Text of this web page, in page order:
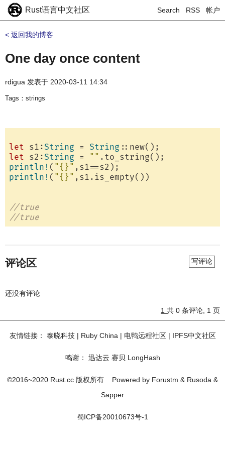
Rust语言中文社区 Search RSS 帐户
< 返回我的博客
One day once content
rdigua 发表于 2020-03-11 14:34
Tags：strings
let s1: String = String
let s2: String = ""
println! ( "{}"
println! ( "{}" ,s1.is_empty())
//true
//true
评论区 写评论
还没有评论
1 共 0 条评论, 1 页
友情链接： 泰晓科技| Ruby China | 电鸭远程社区| IPFS中文社区
鸣谢： 迅达云 赛贝 LongHash
©2016~2020 Rust.cc 版权所有 Powered by Forustm & Rusoda &
Sapper
蜀ICP备20010673号-1